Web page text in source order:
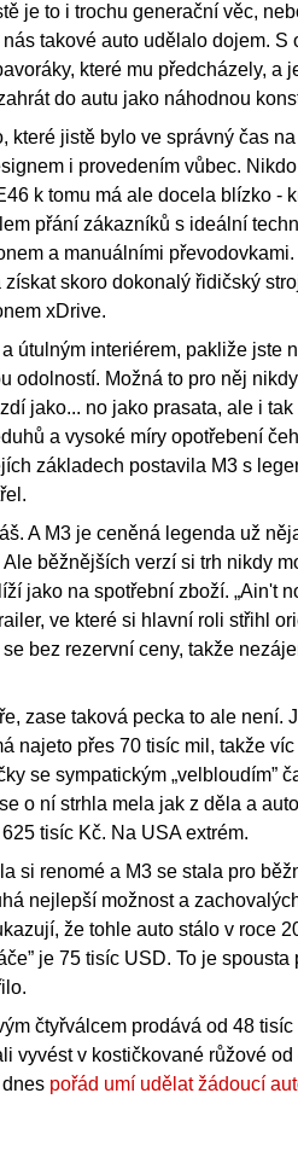
je to i trochu generační věc,
takové auto udělalo dojem. S
které mu předcházely, a
do autu jako náhodnou
které jistě bylo ve správný čas
i provedením vůbec.
k tomu má ale docela blízko -
přání zákazníků s ideální
a manuálními
skoro dokonalý řidičský
xDrive.
útulným interiérem, pakliže jste
odolností. Možná to pro něj
jako... no jako prasata, ale i
a vysoké míry opotřebení
základech postavila M3 s
A M3 je ceněná legenda už
běžnějších verzí si trh nikdy
jako na spotřební zboží. „Ain't
ve které si hlavní roli střihl
bez rezervní ceny, takže
zase taková pecka to ale není.
najeto přes 70 tisíc mil, takže
se sympatickým „velbloudím”
o ní strhla mela jak z děla a
tisíc Kč. Na USA extrém.
si renomé a M3 se stala pro
nejlepší možnost a
že tohle auto stálo v roce
je 75 tisíc USD. To je
čtyřválcem prodává od 48
vyvést v kostičkované růžové
dnes pořád umí udělat žádoucí